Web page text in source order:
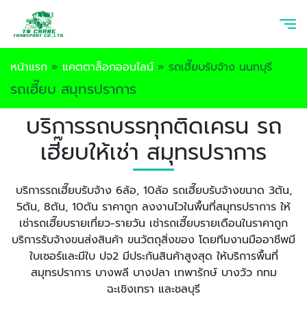
หน้าแรก » แคตตาล็อกออนไลน์ » รถเฮี๊ยบรับจ้าง นนทบุรี
รถเฮี๊ยบ สมุทรปราการ
บริการรถบรรทุกติดเครน รถ
เฮี๊ยบให้เช่า สมุทรปราการ
บริการรถเฮี๊ยบรับจ้าง 6ล้อ, 10ล้อ รถเฮี๊ยบรับจ้างขนาด 3ตัน,
5ตัน, 8ตัน, 10ตัน ราคาถูก ลงงานไวในพื้นที่สมุทรปราการ ให้
เช่ารถเฮี๊ยบรายเที่ยว-รายวัน เช่ารถเฮี๊ยบรายเดือนในราคาถูก
บริการรับจ้างขนส่งสินค้า ขนวัตถุสิ่งของ โดยทีมงานมืออาชีพมี
ใบเซอร์และมีใบ ปจ2 มีประกันสินค้าสูงสุด ให้บริการพื้นที่
สมุทรปราการ บางพลี บางปลา เทพารักษ์ บางวัว กทม
ฉะเชิงเทรา และชลบุรี